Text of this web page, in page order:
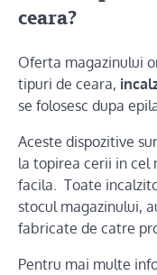
ceara?
Oferta magazinului
tipuri de ceara,
se folosesc dupa
Aceste dispozitive
la topirea cerii in cel
facila. Toate
stocul magazinului,
fabricate de catre
Pentru mai multe